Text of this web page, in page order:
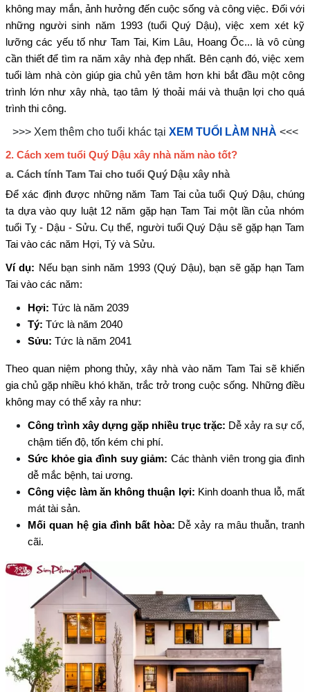
không may mắn, ảnh hưởng đến cuộc sống và công việc. Đối với
những người sinh năm 1993 (tuổi Quý Dậu), việc xem xét kỹ
lưỡng các yếu tố như Tam Tai, Kim Lâu, Hoang Ốc... là vô cùng
cần thiết để tìm ra năm xây nhà đẹp nhất. Bên cạnh đó, việc xem
tuổi làm nhà còn giúp gia chủ yên tâm hơn khi bắt đầu một công
trình lớn như xây nhà, tạo tâm lý thoải mái và thuận lợi cho quá
trình thi công.
>>> Xem thêm cho tuổi khác tại XEM TUỔI LÀM NHÀ <<<
2. Cách xem tuổi Quý Dậu xây nhà năm nào tốt?
a. Cách tính Tam Tai cho tuổi Quý Dậu xây nhà
Để xác định được những năm Tam Tai của tuổi Quý Dậu, chúng
ta dựa vào quy luật 12 năm gặp hạn Tam Tai một lần của nhóm
tuổi Tỵ - Dậu - Sửu. Cụ thể, người tuổi Quý Dậu sẽ gặp hạn Tam
Tai vào các năm Hợi, Tý và Sửu.
Ví dụ: Nếu bạn sinh năm 1993 (Quý Dậu), bạn sẽ gặp hạn Tam
Tai vào các năm:
Hợi: Tức là năm 2039
Tý: Tức là năm 2040
Sửu: Tức là năm 2041
Theo quan niệm phong thủy, xây nhà vào năm Tam Tai sẽ khiến
gia chủ gặp nhiều khó khăn, trắc trở trong cuộc sống. Những điều
không may có thể xảy ra như:
Công trình xây dựng gặp nhiều trục trặc: Dễ xảy ra sự cố,
chậm tiến độ, tốn kém chi phí.
Sức khỏe gia đình suy giảm: Các thành viên trong gia đình
dễ mắc bệnh, tai ương.
Công việc làm ăn không thuận lợi: Kinh doanh thua lỗ, mất
mát tài sản.
Mối quan hệ gia đình bất hòa: Dễ xảy ra mâu thuẫn, tranh
cãi.